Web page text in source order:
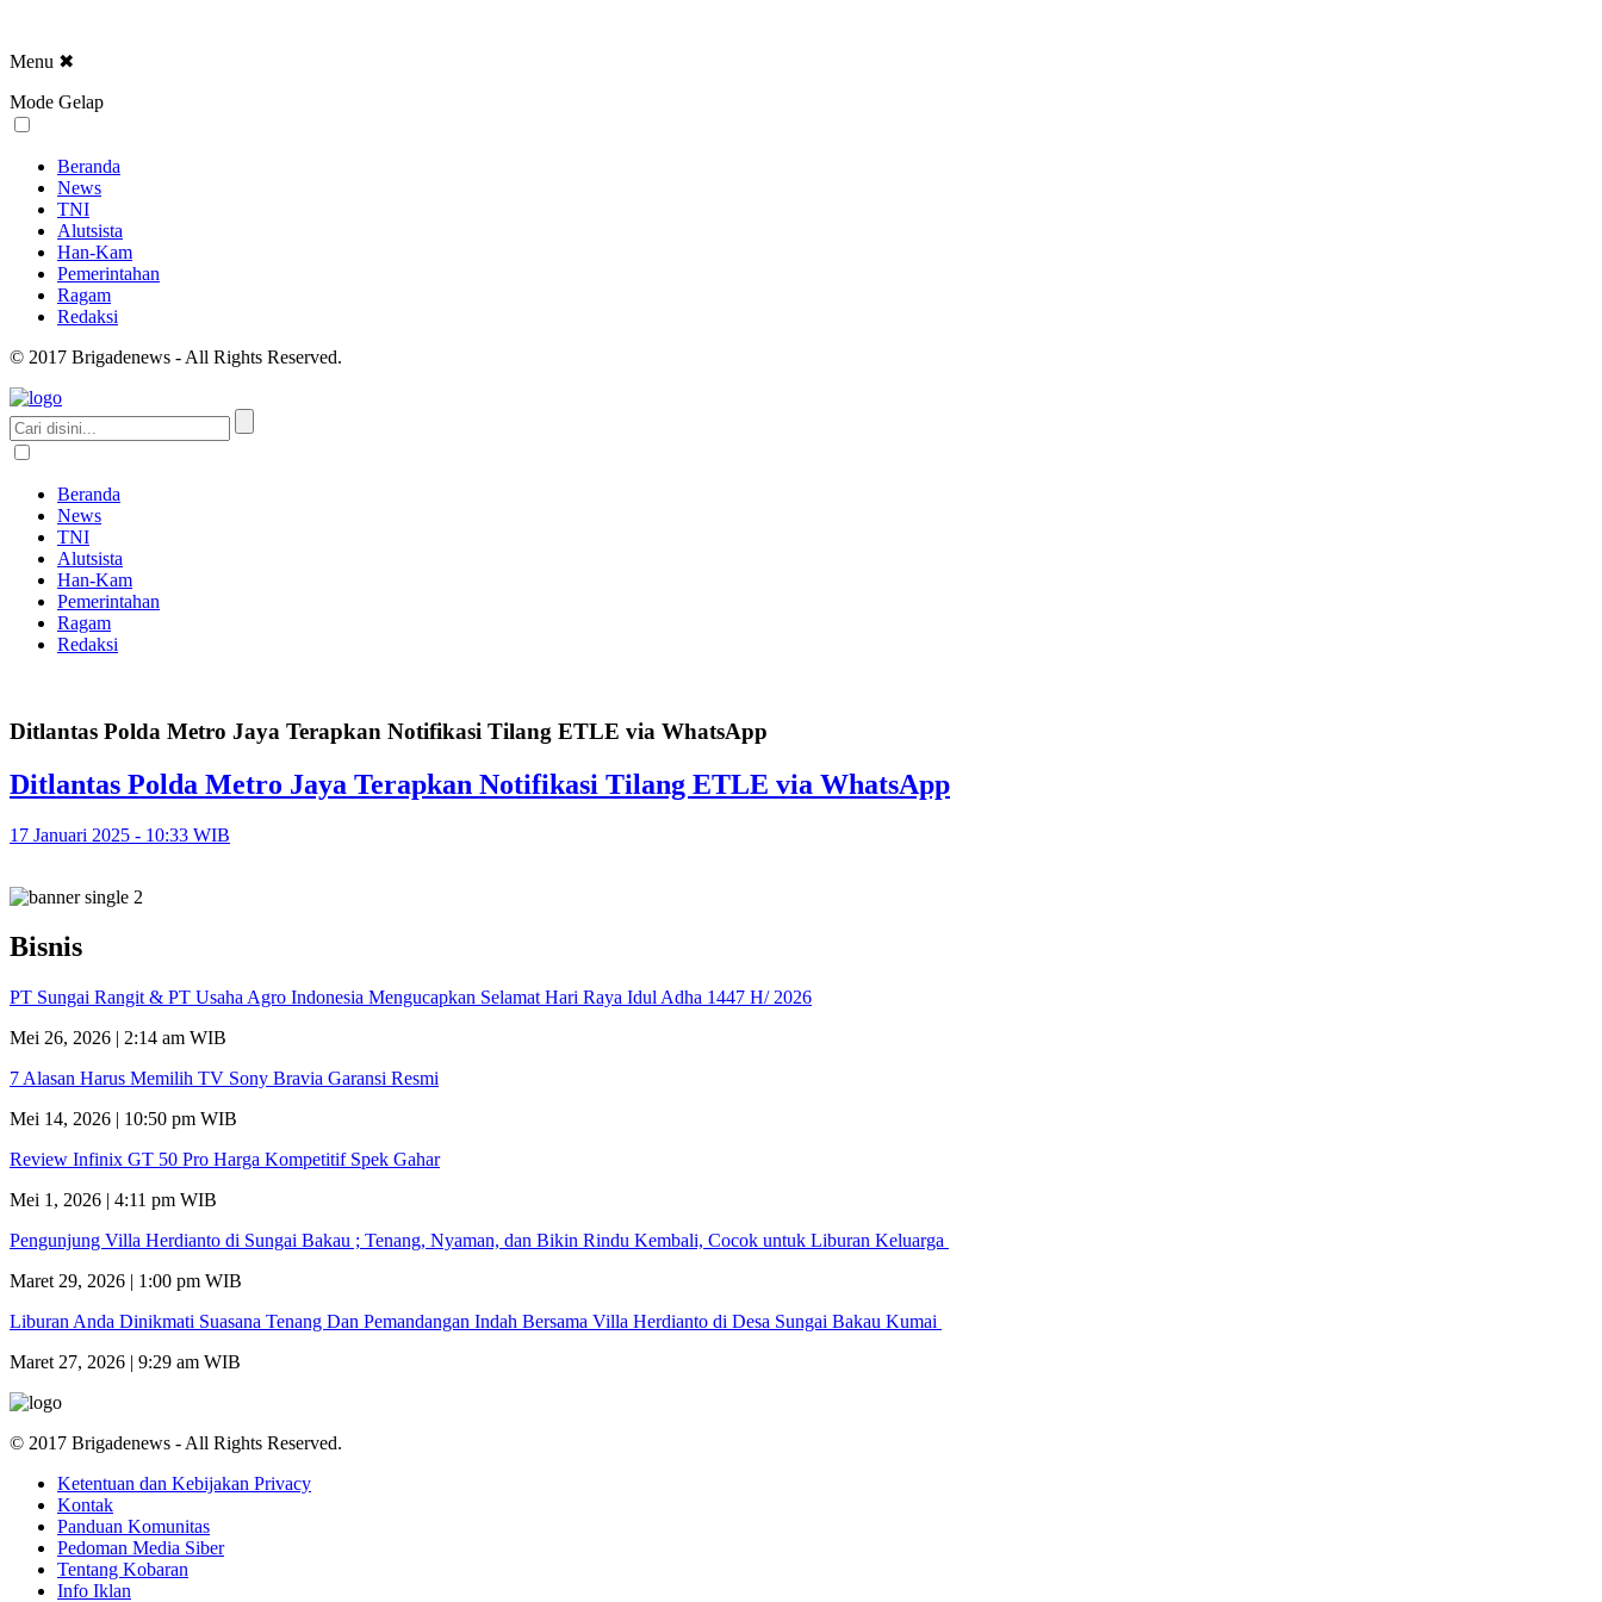
Menu ✖
Mode Gelap
Beranda
News
TNI
Alutsista
Han-Kam
Pemerintahan
Ragam
Redaksi
© 2017 Brigadenews - All Rights Reserved.
Beranda
News
TNI
Alutsista
Han-Kam
Pemerintahan
Ragam
Redaksi
Ditlantas Polda Metro Jaya Terapkan Notifikasi Tilang ETLE via WhatsApp
Ditlantas Polda Metro Jaya Terapkan Notifikasi Tilang ETLE via WhatsApp
17 Januari 2025 - 10:33 WIB
Bisnis
PT Sungai Rangit & PT Usaha Agro Indonesia Mengucapkan Selamat Hari Raya Idul Adha 1447 H/ 2026
Mei 26, 2026 | 2:14 am WIB
7 Alasan Harus Memilih TV Sony Bravia Garansi Resmi
Mei 14, 2026 | 10:50 pm WIB
Review Infinix GT 50 Pro Harga Kompetitif Spek Gahar
Mei 1, 2026 | 4:11 pm WIB
Pengunjung Villa Herdianto di Sungai Bakau ; Tenang, Nyaman, dan Bikin Rindu Kembali, Cocok untuk Liburan Keluarga
Maret 29, 2026 | 1:00 pm WIB
Liburan Anda Dinikmati Suasana Tenang Dan Pemandangan Indah Bersama Villa Herdianto di Desa Sungai Bakau Kumai
Maret 27, 2026 | 9:29 am WIB
© 2017 Brigadenews - All Rights Reserved.
Ketentuan dan Kebijakan Privacy
Kontak
Panduan Komunitas
Pedoman Media Siber
Tentang Kobaran
Info Iklan